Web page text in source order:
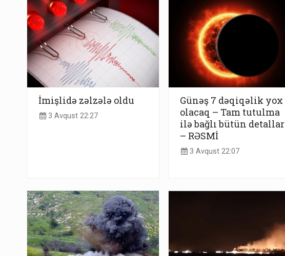
İmişlidə zəlzələ oldu
3 Avqust 22:27
Günəş 7 dəqiqəlik yox
olacaq – Tam tutulma
ilə bağlı bütün detallar
– RƏSMİ
3 Avqust 22:07